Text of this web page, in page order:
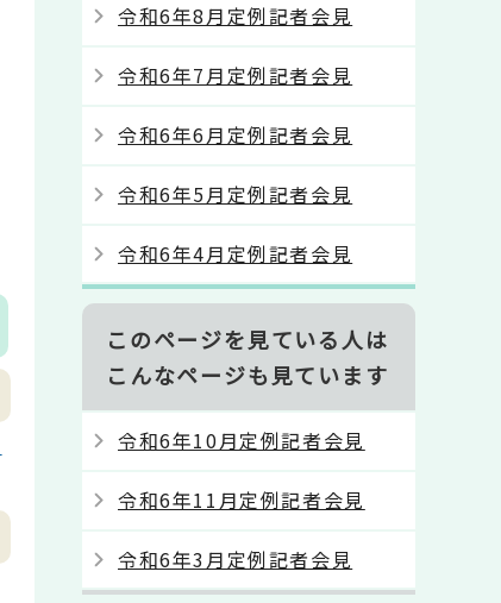
令和6年8月定例記者会見
令和6年7月定例記者会見
令和6年6月定例記者会見
令和6年5月定例記者会見
令和6年4月定例記者会見
このページを見ている人は
こんなページも見ています
令和6年10月定例記者会見
令和6年11月定例記者会見
令和6年3月定例記者会見